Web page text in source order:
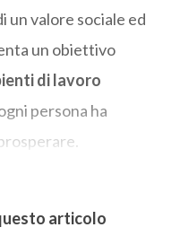
un valore sociale ed
un obiettivo
di lavoro
persona ha
articolo